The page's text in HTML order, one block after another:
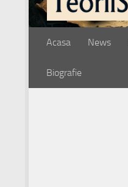
Acasa News
Biografie